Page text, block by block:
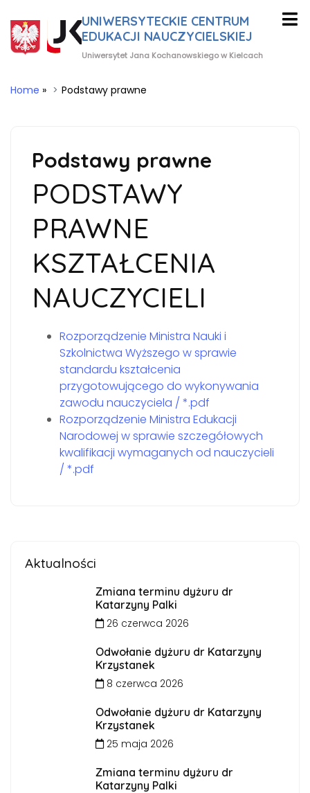
UNIWERSYTECKIE CENTRUM
EDUKACJI NAUCZYCIELSKIEJ
Uniwersytet Jana Kochanowskiego w Kielcach
Home » Podstawy prawne
Podstawy prawne
PODSTAWY
PRAWNE
KSZTAŁCENIA
NAUCZYCIELI
Rozporządzenie Ministra Nauki i
Szkolnictwa Wyższego w sprawie
standardu kształcenia
przygotowującego do wykonywania
zawodu nauczyciela / *.pdf
Rozporządzenie Ministra Edukacji
Narodowej w sprawie szczegółowych
kwalifikacji wymaganych od nauczycieli
/ *.pdf
Aktualności
Zmiana terminu dyżuru dr
Katarzyny Palki
26 czerwca 2026
Odwołanie dyżuru dr Katarzyny
Krzystanek
8 czerwca 2026
Odwołanie dyżuru dr Katarzyny
Krzystanek
25 maja 2026
Zmiana terminu dyżuru dr
Katarzyny Palki